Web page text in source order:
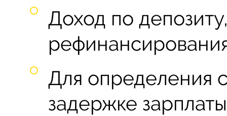
Доход по
Для определения
задержке